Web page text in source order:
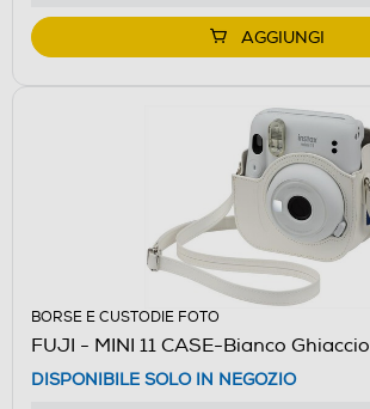
AGGIUNGI
BORSE E CUSTODIE FOTO
FUJI - MINI 11 CASE-Bianco Ghiaccio
DISPONIBILE SOLO IN NEGOZIO